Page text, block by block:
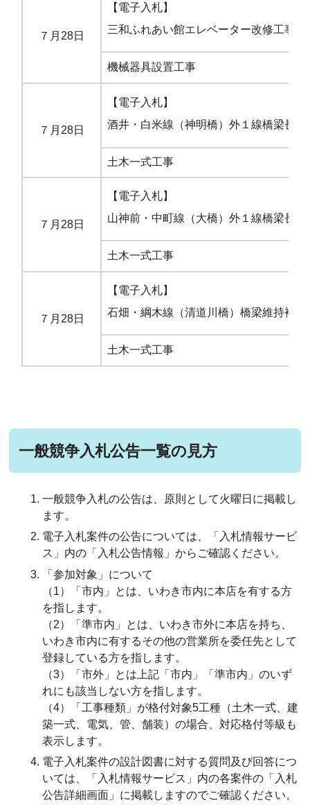
７月28日
【電子入札】
三和ふれあい館エレベーター改修工事
機械器具設置工事
７月28日
【電子入札】
酒井・白米線（神明橋）外１線橋梁長寿
土木一式工事
７月28日
【電子入札】
山神前・中町線（大橋）外１線橋梁長寿
土木一式工事
７月28日
【電子入札】
石畑・綱木線（清道川橋）橋梁維持補修
土木一式工事
一般競争入札公告一覧の見方
一般競争入札の公告は、原則として火曜日に掲載し
ます。
電子入札案件の公告については、「入札情報サービ
ス」内の「入札公告情報」からご確認ください。
「参加対象」について
（1）「市内」とは、いわき市内に本店を有する方
を指します。
（2）「準市内」とは、いわき市外に本店を持ち、
いわき市内に有するその他の営業所を委任先として
登録している方を指します。
（3）「市外」とは上記「市内」「準市内」のいず
れにも該当しない方を指します。
（4）「工事種類」が格付対象5工種（土木一式、建
築一式、電気、管、舗装）の場合、対応格付等級も
表示します。
電子入札案件の設計図書に対する質問及び回答につ
いては、「入札情報サービス」内の各案件の「入札
公告詳細画面」に掲載しますのでご確認ください。